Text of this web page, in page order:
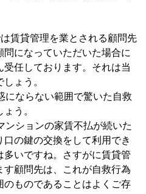
賃貸管理を業とされる顧問先
問になっていただいた場合に
受任しております。それは当
ょう。
にならない範囲で驚いた自救
う。
ンションの家賃不払が続いた
の鍵の交換をして利用でき
多いですね。さすがに賃貸管
す顧問先は、これが自救行為
のものであることはよくご存